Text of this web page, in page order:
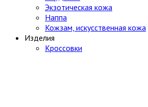
Экзотическая кожа
Наппа
Кожзам, искусственная кожа
Изделия
Кроссовки